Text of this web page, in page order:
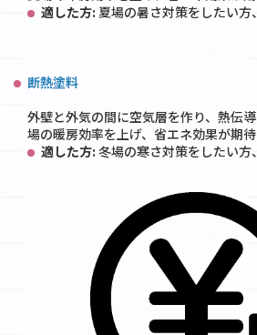
適した方: 夏場の暑さ対策をしたい
断熱塗料
外壁と外気の間に空気層を作り、熱伝
場の暖房効率を上げ、省エネ効果が期待
適した方: 冬場の寒さ対策をしたい